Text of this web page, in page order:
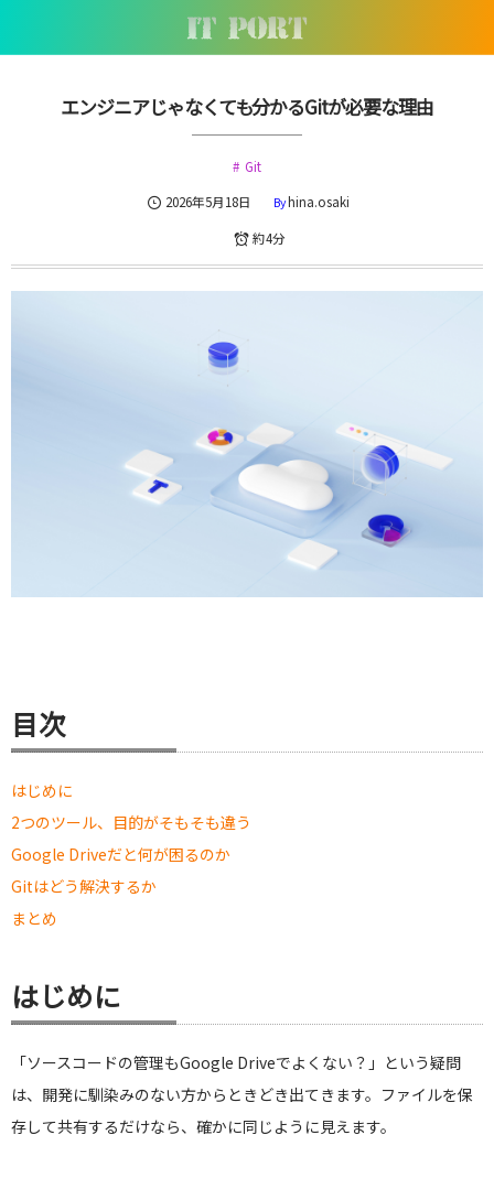
エンジニアじゃなくても分かるGitが必要な理由
Git
2026年5月18日
Byhina.osaki
約4分
目次
はじめに
2つのツール、目的がそもそも違う
Google Driveだと何が困るのか
Gitはどう解決するか
まとめ
はじめに
「ソースコードの管理もGoogle Driveでよくない？」という疑問
は、開発に馴染みのない方からときどき出てきます。ファイルを保
存して共有するだけなら、確かに同じように見えます。